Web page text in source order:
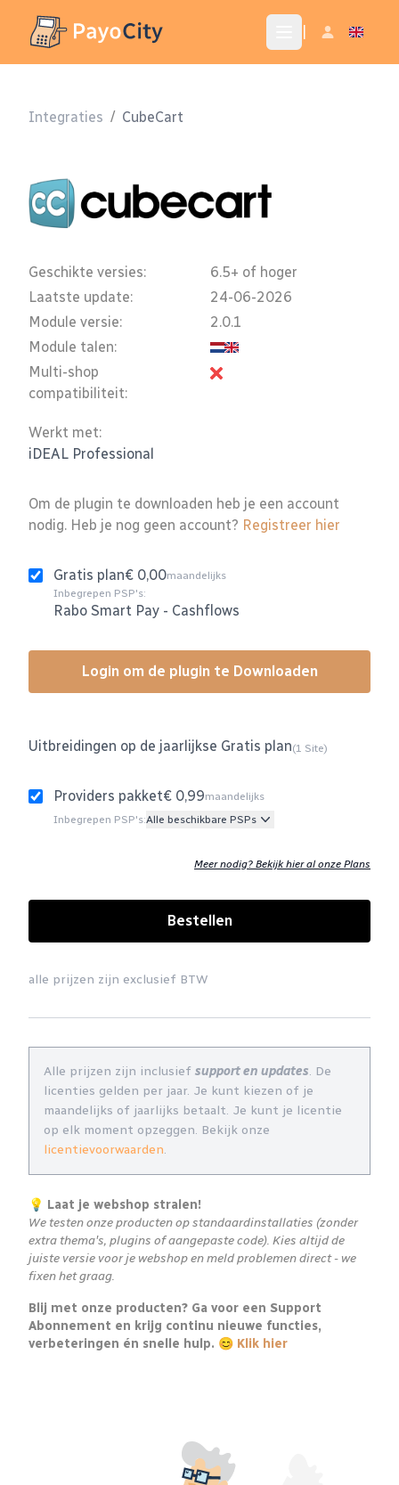
Integraties / CubeCart
Geschikte versies:
Laatste update:
Module versie:
Module talen:
Multi-shop
compatibiliteit:
Werkt met:
6.5+ of hoger
24-06-2026
2.0.1
iDEAL Professional
Om de plugin te downloaden heb je een account
nodig. Heb je nog geen account? Registreer hier
Gratis plan€ 0,00maandelijks
Inbegrepen PSP's:
Rabo Smart Pay - Cashflows
Login om de plugin te Downloaden
Uitbreidingen op de jaarlijkse Gratis plan(1 Site)
Providers pakket€ 0,99maandelijks
Inbegrepen PSP's:Alle beschikbare PSPs
Meer nodig? Bekijk hier al onze Plans
Bestellen
alle prijzen zijn exclusief BTW
Alle prijzen zijn inclusief support en updates. De
licenties gelden per jaar. Je kunt kiezen of je
maandelijks of jaarlijks betaalt. Je kunt je licentie
op elk moment opzeggen. Bekijk onze
licentievoorwaarden.
💡 Laat je webshop stralen!
We testen onze producten op standaardinstallaties (zonder
extra thema's, plugins of aangepaste code). Kies altijd de
juiste versie voor je webshop en meld problemen direct - we
fixen het graag.
Blij met onze producten? Ga voor een Support
Abonnement en krijg continu nieuwe functies,
verbeteringen én snelle hulp. 😊 Klik hier